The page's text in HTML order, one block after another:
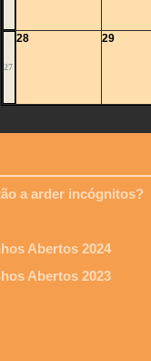
27
28 29
a arder incógnitos?
Abertos 2024
Abertos 2023